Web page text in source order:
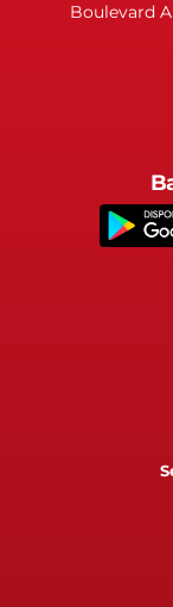
Boulevard